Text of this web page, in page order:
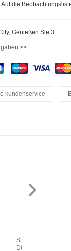
Auf die
Genießen Sie 3
>>
kundenservice
Silikon Schutzhülle
Dünn Tasche